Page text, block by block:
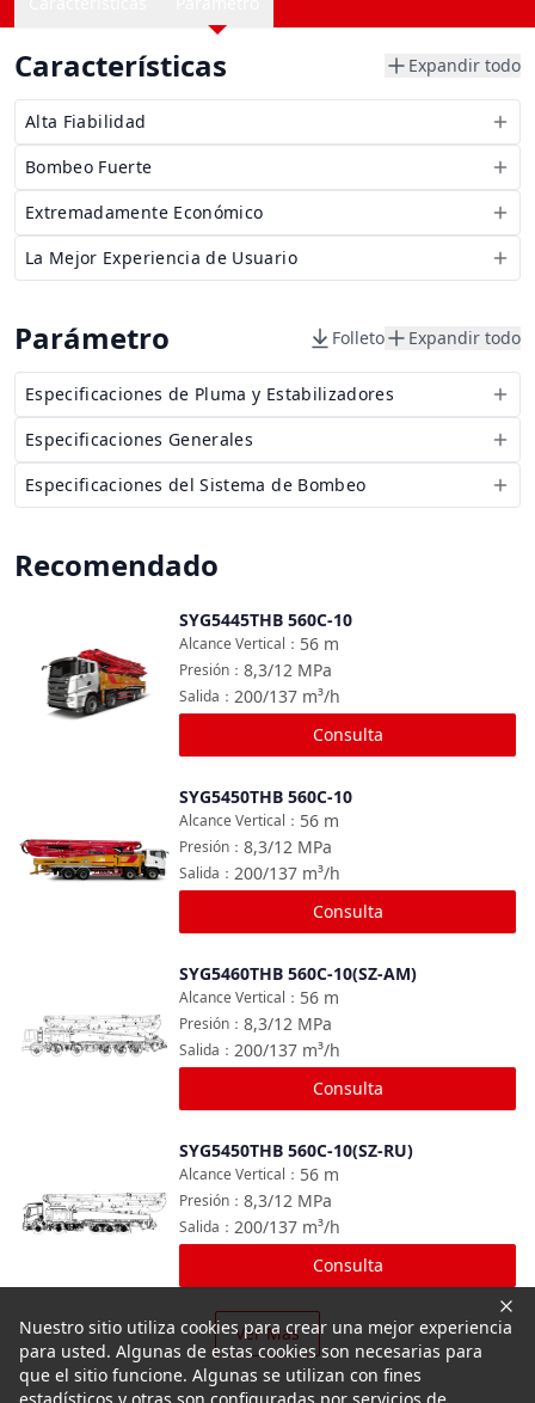
Características Expandir todo
Alta Fiabilidad
Bombeo Fuerte
Extremadamente Económico
La Mejor Experiencia de Usuario
Parámetro Folleto Expandir todo
Especificaciones de Pluma y Estabilizadores
Especificaciones Generales
Especificaciones del Sistema de Bombeo
Recomendado
SYG5445THB 560C-10
56 m
Alcance Vertical ：
8,3/12 MPa
Presión ：
200/137 m³/h
Salida ：
Consulta
SYG5450THB 560C-10
56 m
Alcance Vertical ：
8,3/12 MPa
Presión ：
200/137 m³/h
Salida ：
Consulta
SYG5460THB 560C-10(SZ-AM)
56 m
Alcance Vertical ：
8,3/12 MPa
Presión ：
200/137 m³/h
Salida ：
Consulta
SYG5450THB 560C-10(SZ-RU)
56 m
Alcance Vertical ：
8,3/12 MPa
Presión ：
200/137 m³/h
Salida ：
Consulta
Ver Más
Nuestro sitio utiliza cookies para crear una mejor experiencia
para usted. Algunas de estas cookies son necesarias para
que el sitio funcione. Algunas se utilizan con fines